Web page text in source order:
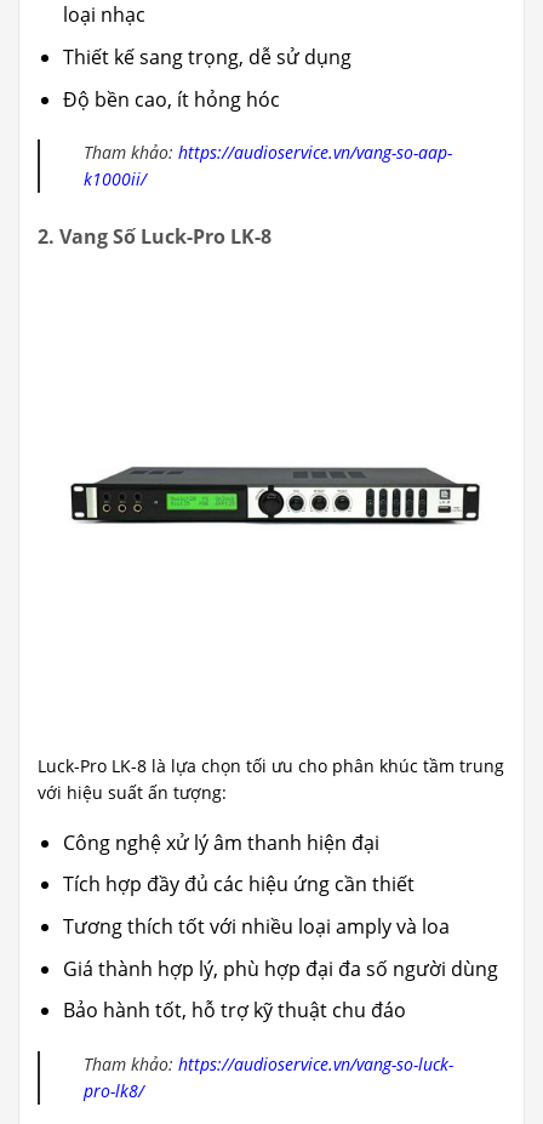
loại nhạc
Thiết kế sang trọng, dễ sử dụng
Độ bền cao, ít hỏng hóc
Tham khảo: https://audioservice.vn/vang-so-aap-
k1000ii/
2. Vang Số Luck-Pro LK-8
Luck-Pro LK-8 là lựa chọn tối ưu cho phân khúc tầm trung
với hiệu suất ấn tượng:
Công nghệ xử lý âm thanh hiện đại
Tích hợp đầy đủ các hiệu ứng cần thiết
Tương thích tốt với nhiều loại amply và loa
Giá thành hợp lý, phù hợp đại đa số người dùng
Bảo hành tốt, hỗ trợ kỹ thuật chu đáo
Tham khảo: https://audioservice.vn/vang-so-luck-
pro-lk8/